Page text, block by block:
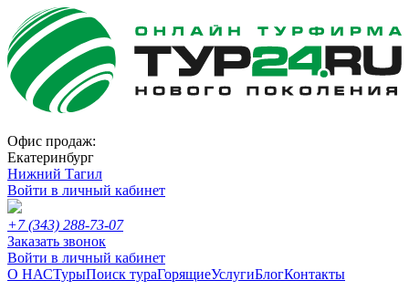
Офис продаж:
Екатеринбург
Нижний Тагил
Войти в личный кабинет
+7 (343) 288-73-07
Заказать звонок
Войти в личный кабинет
О НАСТурыПоиск тураГорящиеУслугиБлогКонтакты